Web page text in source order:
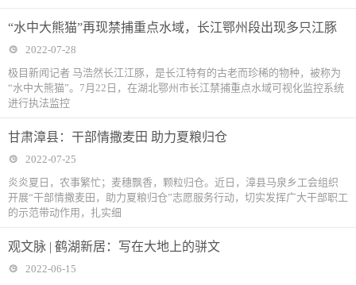
“水中大熊猫”再现禁捕重点水域，长江鄂州段出现多只江豚
2022-07-28
极目新闻记者 马浩然长江江豚，是长江特有的古老而珍稀的物种，被称为
“水中大熊猫”。7月22日，在湖北鄂州市长江禁捕重点水域可视化监控系统
进行执法监控
甘肃漳县：干部情撒麦田 助力夏粮归仓
2022-07-25
炎炎夏日，农事繁忙；麦穗飘香，颗粒归仓。近日，漳县马泉乡工会组织
开展“干部情撒麦田，助力夏粮归仓”志愿服务行动，切实发挥广大干部职工
的示范带动作用，扎实细
观文脉 | 鹤湖新居：写在大地上的骈文
2022-06-15